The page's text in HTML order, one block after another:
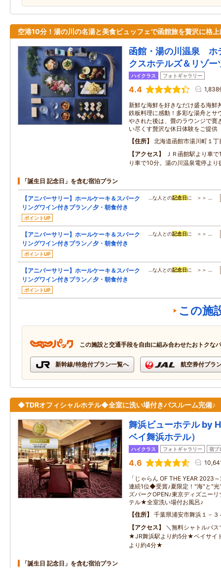
空港10分！湯の川の名湯と美食ビュッフェで函館旅を贅沢に格上
函館・湯の川温泉 ホ
クスホテルズ＆リゾー
ハイクラス フォトギャラリー
4.4 1,838
新鮮な海鮮を好きなだけ盛る海鮮
鉄板料理に感動！多彩な湯舟とサ
やされた後は、畳のラウンジで寛
い尽くす贅沢な休日体験をご提供
住所
北海道函館市湯川町１丁
アクセス
ＪＲ函館駅より車
り車で10分。湯の川温泉電停より
「誕生日 記念日」を含む宿泊プラン
【アニバーサリー】ホールケーキ＆スパーク
リングワイン付きプラン／夕・朝食付き
ポイントUP
…な人との記念日 に ＞＞ …
【アニバーサリー】ホールケーキ＆スパーク
リングワイン付きプラン／夕・朝食付き
ポイントUP
…な人との記念日 に ＞＞ …
【アニバーサリー】ホールケーキ＆スパーク
リングワイン付きプラン／夕・朝食付き
ポイントUP
…な人との記念日 に ＞＞ …
この施
この施設と交通手段を自由に組み合わせたおトクな
新幹線/特急付プラン一覧へ 航空券付プラ
◆TDRオフィシャルホテル◆全室に洗い場付きバスルーム完備♪
舞浜ビューホテル by
ベイ舞浜ホテル）
ハイクラス フォトギャラリー 宿ブ
4.6
「じゃらん OF THE YEAR
連続1位◆受賞♪夏限定！"海"と"光
ズパークOPEN♪東京ディズニー
テル★全室洗い場付お風呂♪
住所
千葉県浦安市舞浜１－３
アクセス
＼無料シャトルバ
★JR舞浜駅より約5分★ベイサイ
より約4分★
「誕生日 記念日」を含む宿泊プラン